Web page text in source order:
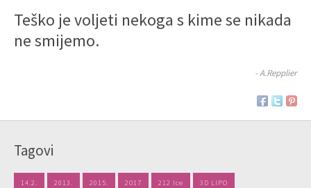
Teško je voljeti nekoga s kime se nikada
ne smijemo.
- A.Repplier
Tagovi
14.2. 2013. 2015. 2017 212 Ice 3D LIPO